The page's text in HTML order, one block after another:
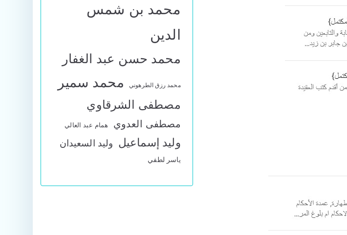
محمد بن شمس
الدين
محمد حسن عبد الغفار
محمد رزق الطرهوني محمد سمير
مصطفى الشرقاوي
مصطفى العدوي همام عبد العالي
وليد إسماعيل وليد السعيدان
ياسر لطفي